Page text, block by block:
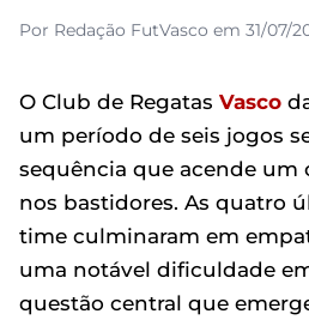
Por Redação FutVasco em 31/07/
O Club de Regatas Vasco
um período de seis jogos
sequência que acende um
nos bastidores. As quatro
time culminaram em
uma notável dificuldade
questão central que